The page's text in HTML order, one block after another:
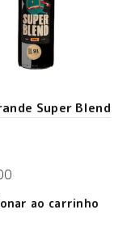
Super Blend
ao carrinho